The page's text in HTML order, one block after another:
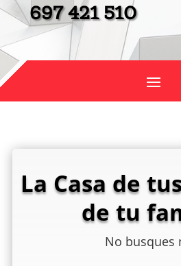
697 421 510
La Casa de
de tu
No busques